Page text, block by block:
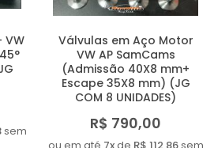
VW
sem
Válvulas em Aço Motor
VW AP SamCams
(Admissão 40X8 mm+
Escape 35X8 mm) (JG
COM 8 UNIDADES)
R$ 790,00